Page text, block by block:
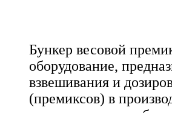
Бункер весовой
оборудование,
взвешивания и
(премиксов) в